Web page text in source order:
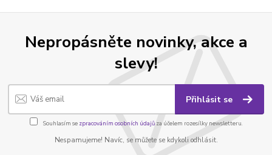
Nepropásněte novinky, akce a
slevy!
Přihlásit se
Souhlasím se zpracováním osobních údajůza účelem rozesílky newsletteru.
Nespamujeme! Navíc, se můžete se kdykoli odhlásit.